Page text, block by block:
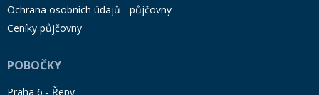
Ochrana osobních údajů - půjčovny
Ceníky půjčovny
POBOČKY
Praha 6 - Řepy